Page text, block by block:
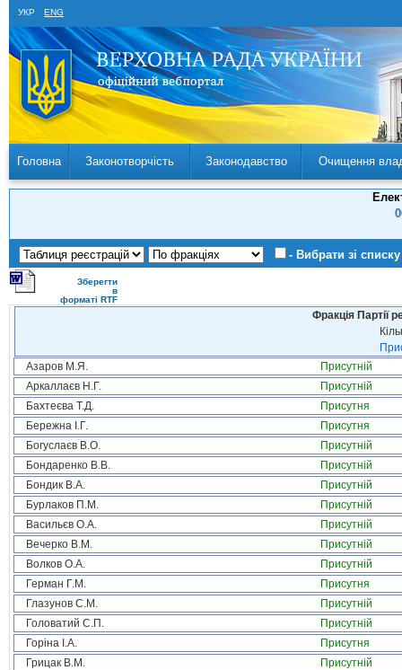
УКР ENG
Головна Законотворчість Законодавство Очищення
- Вибрати зі списку
Зберегти
в
форматі RTF
Фракція Партії
Азаров М.Я.
Присутній
Аркаллаєв Н.Г.
Присутній
Бахтеєва Т.Д.
Присутня
Бережна І.Г.
Присутня
Богуслаєв В.О.
Присутній
Бондаренко В.В.
Присутній
Бондик В.А.
Присутній
Бурлаков П.М.
Присутній
Васильєв О.А.
Присутній
Вечерко В.М.
Присутній
Волков О.А.
Присутній
Герман Г.М.
Присутня
Глазунов С.М.
Присутній
Головатий С.П.
Присутній
Горіна І.А.
Присутня
Грицак В.М.
Присутній